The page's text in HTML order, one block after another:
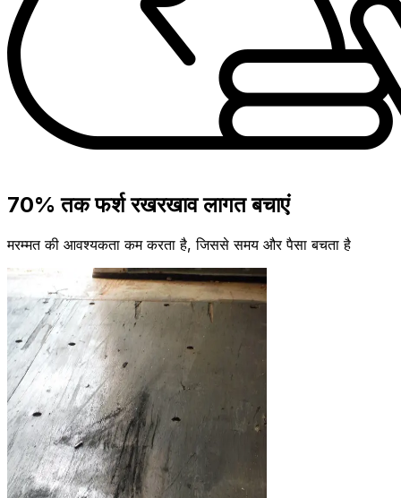
70% तक फर्श रखरखाव लागत बचाएं
मरम्मत की आवश्यकता कम करता है, जिससे समय और पैसा बचता है